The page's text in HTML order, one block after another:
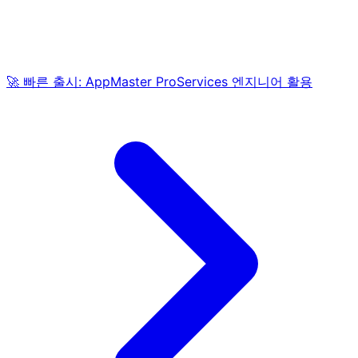
🚀 빠른 출시: AppMaster ProServices 엔지니어 활용